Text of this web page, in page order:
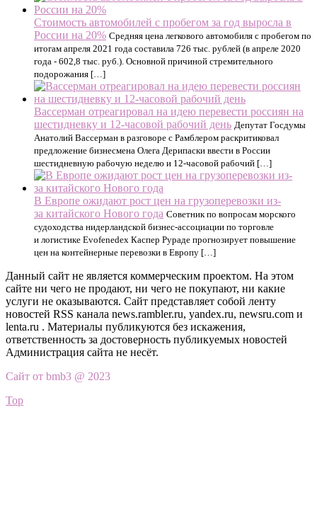
Стоимость автомобилей с пробегом за год выросла в
России на 20% Средняя цена легкового автомобиля с пробегом по
итогам апреля 2021 года составила 726 тыс. рублей (в апреле 2020
года - 602,8 тыс. руб.). Основной причиной стремительного
подорожания […]
Вассерман отреагировал на идею перевести россиян на
шестидневку и 12-часовой рабочий день Депутат Госдумы
Анатолий Вассерман в разговоре с Рамблером раскритиковал
предложение бизнесмена Олега Дерипаски ввести в России
шестидневную рабочую неделю и 12‑часовой рабочий […]
В Европе ожидают рост цен на грузоперевозки из-
за китайского Нового года Советник по вопросам морского
судоходства нидерландской бизнес-ассоциации по торговле
и логистике Evofenedex Каспер Рураде прогнозирует повышение
цен на контейнерные перевозки в Европу […]
Данный сайт не является коммерческим проектом. На этом
сайте ни чего не продают, ни чего не покупают, ни какие
услуги не оказываются. Сайт представляет собой ленту
новостей RSS канала news.rambler.ru, yandex.ru, newsru.com и
lenta.ru . Материалы публикуются без искажения,
ответственность за достоверность публикуемых новостей
Администрация сайта не несёт.
Сайт от bmb3 @ 2023
Top